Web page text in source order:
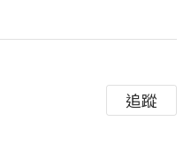
追蹤